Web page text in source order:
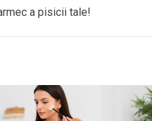
a pisicii tale!